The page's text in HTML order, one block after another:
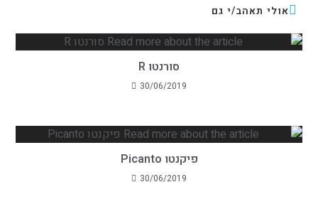
אולי תאהב/י גם
סורנטו R
30/06/2019
פיקנטו Picanto
30/06/2019